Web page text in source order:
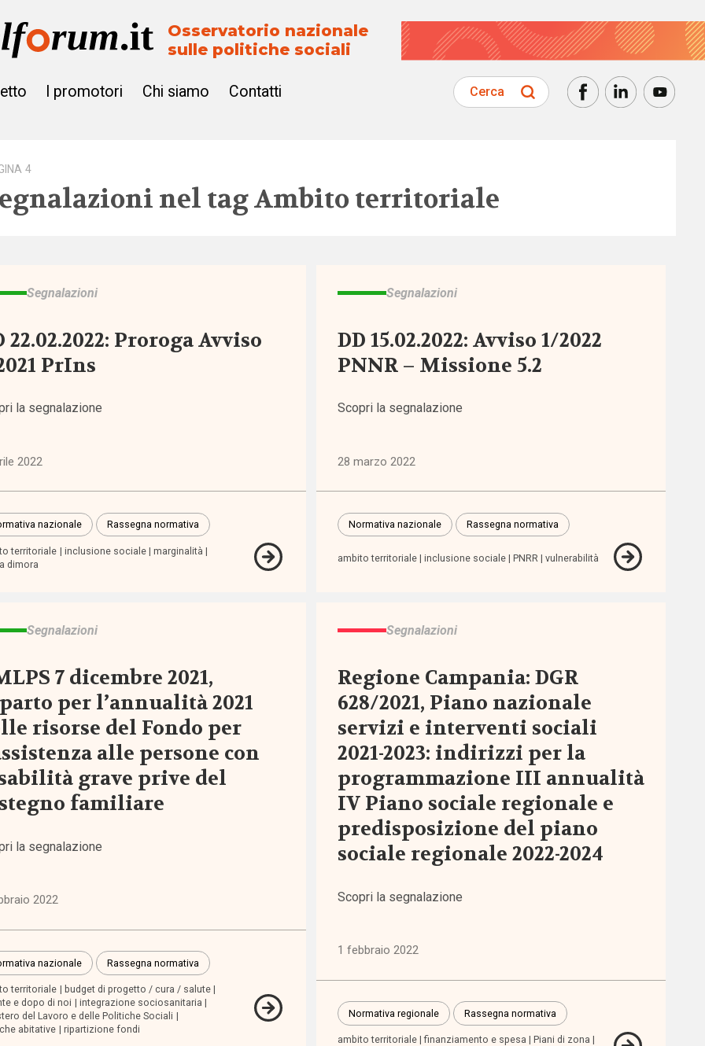
Osservatorio nazionale
sulle politiche sociali
I promotori Chi siamo Contatti Cerca
4
nel tagAmbito territoriale
e
e
Segnalazioni
22.02.2022: Proroga Avviso
PrIns
la segnalazione
2022
nazionale Rassegna normativa
territoriale inclusione sociale
marginalità
dimora
Segnalazioni
DD 15.02.2022: Avviso 1/2022
PNNR – Missione 5.2
Scopri la segnalazione
28 marzo 2022
Normativa nazionale Rassegna normativa
ambito territoriale inclusione sociale PNRR vulnerabilità
Segnalazioni
7 dicembre 2021,
per l’annualità 2021
risorse del Fondo per
alle persone con
grave prive del
familiare
la segnalazione
2022
nazionale Rassegna normativa
territoriale
budget di progetto / cura / salute
e dopo di noi
integrazione sociosanitaria
del Lavoro e delle Politiche Sociali
abitative
ripartizione fondi
Segnalazioni
Regione Campania: DGR
628/2021, Piano nazionale
servizi e interventi sociali
2021-2023: indirizzi per la
programmazione III annualità
IV Piano sociale regionale e
predisposizione del piano
sociale regionale 2022-2024
Scopri la segnalazione
1 febbraio 2022
Normativa regionale Rassegna normativa
ambito territoriale finanziamento e spesa
Piani di zona